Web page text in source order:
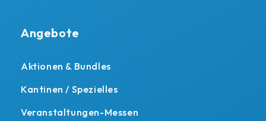
Angebote
Aktionen & Bundles
Kantinen / Spezielles
Veranstaltungen-Messen